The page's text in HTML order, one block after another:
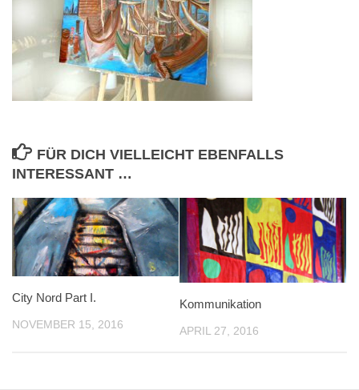
FÜR DICH VIELLEICHT EBENFALLS
INTERESSANT …
City Nord Part I.
NOVEMBER 15, 2016
Kommunikation
APRIL 27, 2016